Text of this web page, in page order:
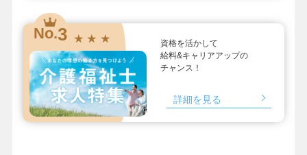
No.3 ★ ★ ★
資格を活かして
給料&キャリアアップの
チャンス！
詳細を見る